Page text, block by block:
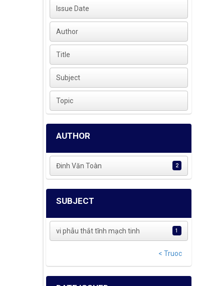
Issue Date
Author
Title
Subject
Topic
AUTHOR
Đinh Văn Toàn 2
SUBJECT
vi phẫu thắt tĩnh mạch tinh 1
< Truoc